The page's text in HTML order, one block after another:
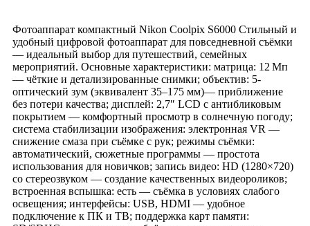
Фотоаппарат компактный Nikon Coolpix S6000 Стильный и
удобный цифровой фотоаппарат для повседневной съёмки
— идеальный выбор для путешествий, семейных
мероприятий. Основные характеристики: матрица: 12 Мп
— чёткие и детализированные снимки; объектив: 5-
оптический зум (эквивалент 35–175 мм)— приближение
без потери качества; дисплей: 2,7″ LCD с антибликовым
покрытием — комфортный просмотр в солнечную погоду;
система стабилизации изображения: электронная VR —
снижение смаза при съёмке с рук; режимы съёмки:
автоматический, сюжетные программы — простота
использования для новичков; запись видео: HD (1280×720)
со стереозвуком — создание качественных видеороликов;
встроенная вспышка: есть — съёмка в условиях слабого
освещения; интерфейсы: USB, HDMI — удобное
подключение к ПК и ТВ; поддержка карт памяти: